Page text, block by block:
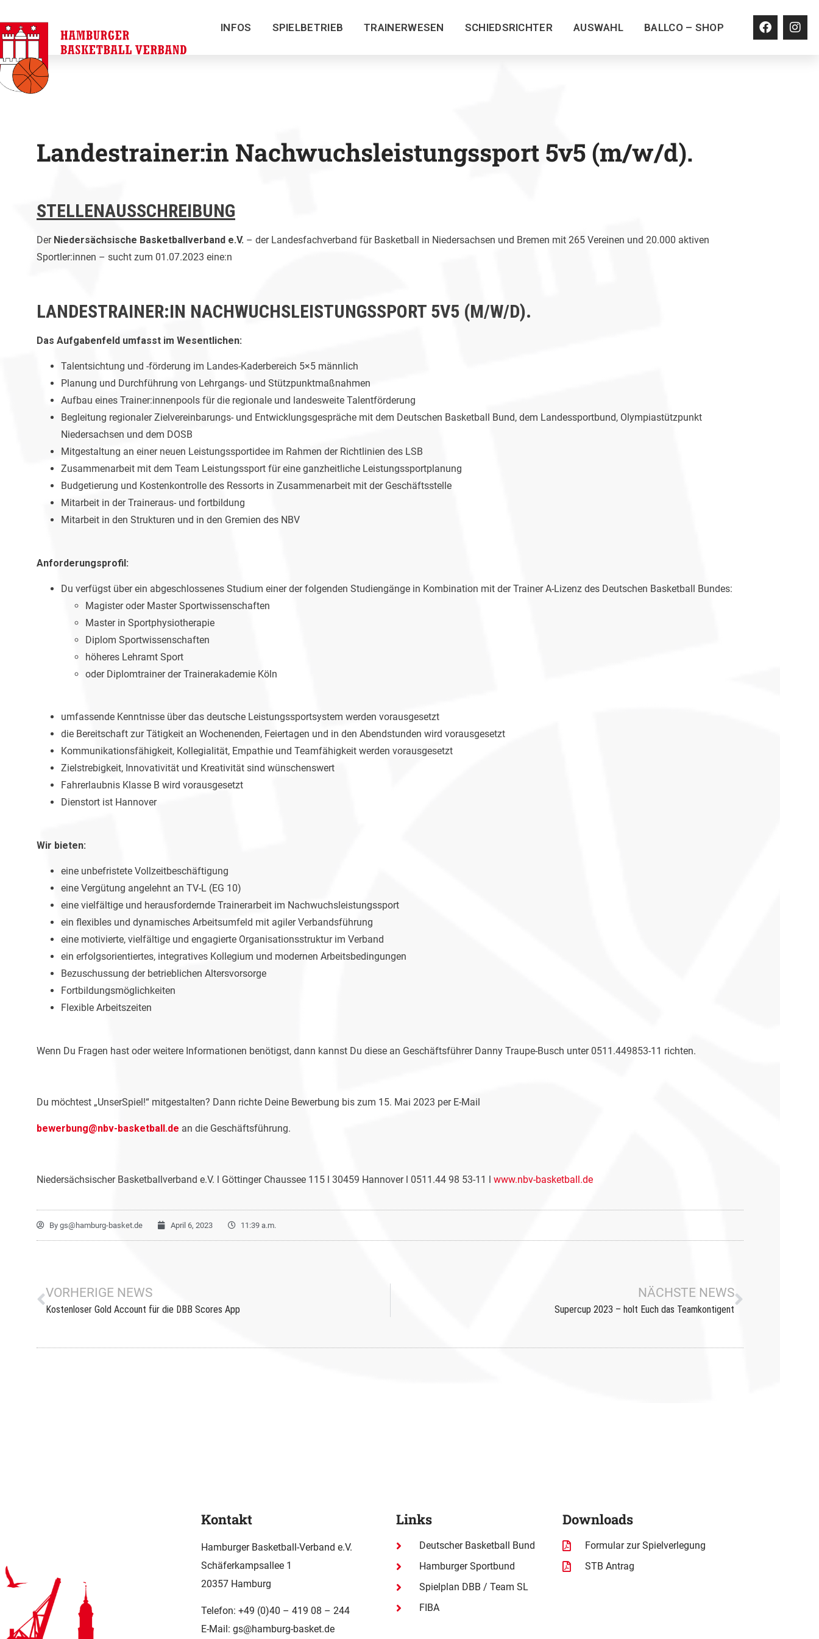
INFOS SPIELBETRIEB TRAINERWESEN SCHIEDSRICHTER AUSWAHL BALLCO – SHOP
Landestrainer:in Nachwuchsleistungssport 5v5 (m/w/d).
STELLENAUSSCHREIBUNG
Der Niedersächsische Basketballverband e.V. – der Landesfachverband für Basketball in Niedersachsen und Bremen mit 265 Vereinen und 20.000 aktiven
Sportler:innen – sucht zum 01.07.2023 eine:n
LANDESTRAINER:IN NACHWUCHSLEISTUNGSSPORT 5V5 (M/W/D).
Das Aufgabenfeld umfasst im Wesentlichen:
Talentsichtung und -förderung im Landes-Kaderbereich 5×5 männlich
Planung und Durchführung von Lehrgangs- und Stützpunktmaßnahmen
Aufbau eines Trainer:innenpools für die regionale und landesweite Talentförderung
Begleitung regionaler Zielvereinbarungs- und Entwicklungsgespräche mit dem Deutschen Basketball Bund, dem Landessportbund, Olympiastützpunkt
Niedersachsen und dem DOSB
Mitgestaltung an einer neuen Leistungssportidee im Rahmen der Richtlinien des LSB
Zusammenarbeit mit dem Team Leistungssport für eine ganzheitliche Leistungssportplanung
Budgetierung und Kostenkontrolle des Ressorts in Zusammenarbeit mit der Geschäftsstelle
Mitarbeit in der Traineraus- und fortbildung
Mitarbeit in den Strukturen und in den Gremien des NBV
Anforderungsprofil:
Du verfügst über ein abgeschlossenes Studium einer der folgenden Studiengänge in Kombination mit der Trainer A-Lizenz des Deutschen Basketball Bundes:
Magister oder Master Sportwissenschaften
Master in Sportphysiotherapie
Diplom Sportwissenschaften
höheres Lehramt Sport
oder Diplomtrainer der Trainerakademie Köln
umfassende Kenntnisse über das deutsche Leistungssportsystem werden vorausgesetzt
die Bereitschaft zur Tätigkeit an Wochenenden, Feiertagen und in den Abendstunden wird vorausgesetzt
Kommunikationsfähigkeit, Kollegialität, Empathie und Teamfähigkeit werden vorausgesetzt
Zielstrebigkeit, Innovativität und Kreativität sind wünschenswert
Fahrerlaubnis Klasse B wird vorausgesetzt
Dienstort ist Hannover
Wir bieten:
eine unbefristete Vollzeitbeschäftigung
eine Vergütung angelehnt an TV-L (EG 10)
eine vielfältige und herausfordernde Trainerarbeit im Nachwuchsleistungssport
ein flexibles und dynamisches Arbeitsumfeld mit agiler Verbandsführung
eine motivierte, vielfältige und engagierte Organisationsstruktur im Verband
ein erfolgsorientiertes, integratives Kollegium und modernen Arbeitsbedingungen
Bezuschussung der betrieblichen Altersvorsorge
Fortbildungsmöglichkeiten
Flexible Arbeitszeiten
Wenn Du Fragen hast oder weitere Informationen benötigst, dann kannst Du diese an Geschäftsführer Danny Traupe-Busch unter 0511.449853-11 richten.
Du möchtest „UnserSpiel!“ mitgestalten? Dann richte Deine Bewerbung bis zum 15. Mai 2023 per E-Mail
bewerbung@nbv-basketball.de an die Geschäftsführung.
Niedersächsischer Basketballverband e.V. l Göttinger Chaussee 115 l 30459 Hannover l 0511.44 98 53-11 l www.nbv-basketball.de
By gs@hamburg-basket.de April 6, 2023 11:39 a.m.
VORHERIGE NEWS
Kostenloser Gold Account für die DBB Scores App
NÄCHSTE NEWS
Supercup 2023 – holt Euch das Teamkontigent
Kontakt
Hamburger Basketball-Verband e.V.
Schäferkampsallee 1
20357 Hamburg
Telefon: +49 (0)40 – 419 08 – 244
E-Mail: gs@hamburg-basket.de
Links
Deutscher Basketball Bund
Hamburger Sportbund
Spielplan DBB / Team SL
FIBA
Downloads
Formular zur Spielverlegung
STB Antrag